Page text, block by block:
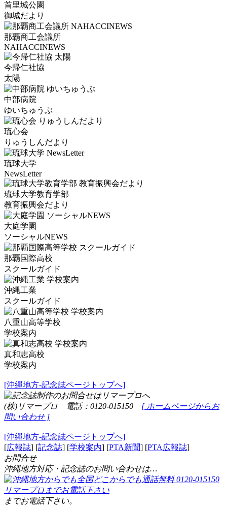
首里城公園
御城だより
那覇商工会議所
NAHACCINEWS
今帰仁社協
太陽
中部病院
ゆいちゅうぶ
琉心会
りゅうしんだより
琉球大学
NewsLetter
琉球大学教育学部
教育振興会だより
大庭学園
ソーシャルNEWS
那覇国際高校
スクールガイド
沖縄工業
スクールガイド
八重山高等学校
学校案内
真和志高校
学校案内
[沖縄地方-記念誌ページトップへ]
(株)リマープロ 電話：0120-015150 [ ホームページからお
問い合わせ ]
[沖縄地方-記念誌ページトップへ]
[広報誌] [記念誌] [学校案内] [PTA新聞] [PTA広報誌]
お問合せ
沖縄地方対応・記念誌のお問い合わせは…
までお電話下さい。